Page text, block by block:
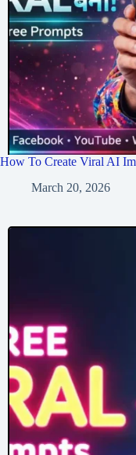
How To Create Viral AI
March 20, 2026